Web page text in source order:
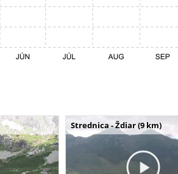
Strednica - Ždiar (9 km)